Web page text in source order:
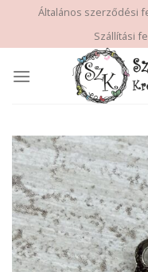
content
Általános szerződési
Szállítási